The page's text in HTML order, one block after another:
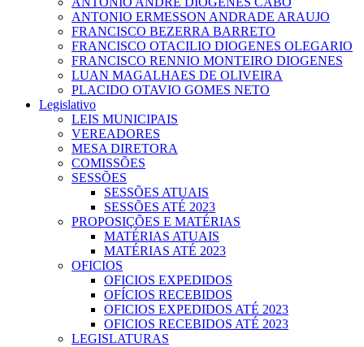
ANTONIO ERMESSON ANDRADE ARAUJO
FRANCISCO BEZERRA BARRETO
FRANCISCO OTACILIO DIOGENES OLEGARIO
FRANCISCO RENNIO MONTEIRO DIOGENES
LUAN MAGALHAES DE OLIVEIRA
PLACIDO OTAVIO GOMES NETO
Legislativo
LEIS MUNICIPAIS
VEREADORES
MESA DIRETORA
COMISSÕES
SESSÕES
SESSÕES ATUAIS
SESSÕES ATÉ 2023
PROPOSIÇÕES E MATÉRIAS
MATÉRIAS ATUAIS
MATÉRIAS ATÉ 2023
OFICIOS
OFICIOS EXPEDIDOS
OFÍCIOS RECEBIDOS
OFICIOS EXPEDIDOS ATÉ 2023
OFICIOS RECEBIDOS ATÉ 2023
LEGISLATURAS